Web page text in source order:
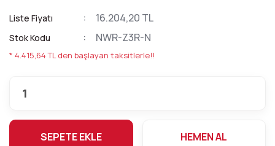
Liste Fiyatı 16.204,20 TL
Stok Kodu NWR-Z3R-N
* 4.415,64 TL den başlayan taksitlerle!!
SEPETE EKLE HEMEN AL